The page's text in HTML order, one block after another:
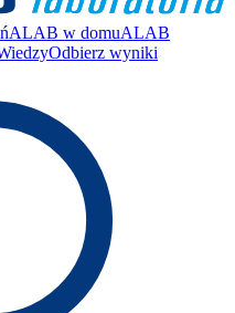
ALAB w domuALAB
Odbierz wyniki